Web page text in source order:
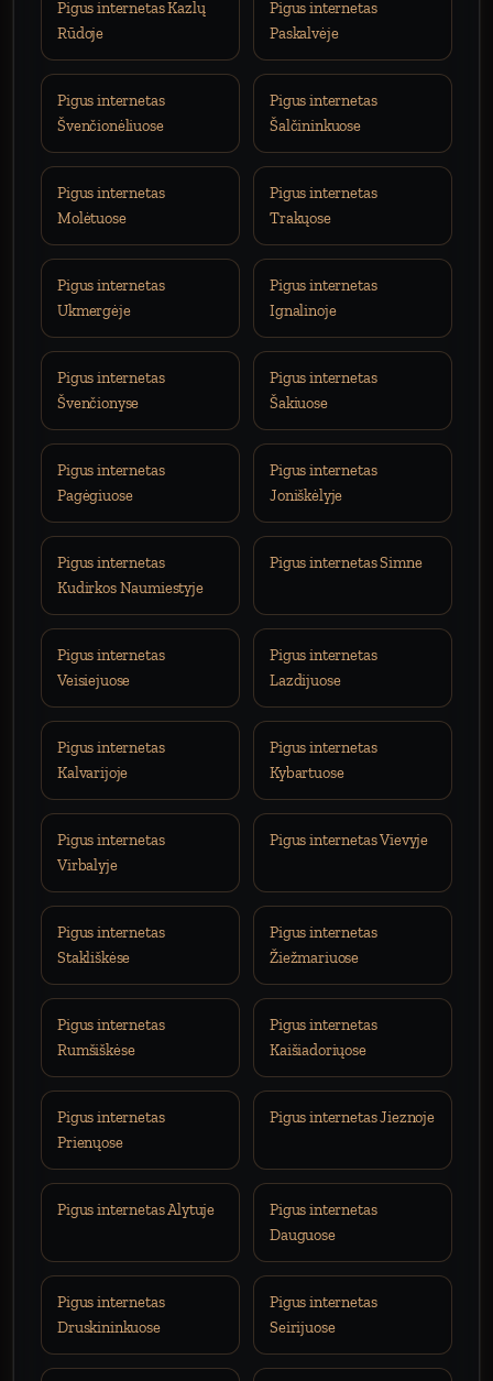
Pigus internetas Kazlų
Rūdoje
Pigus internetas
Paskalvėje
Pigus internetas
Švenčionėliuose
Pigus internetas
Šalčininkuose
Pigus internetas
Molėtuose
Pigus internetas
Trakųose
Pigus internetas
Ukmergėje
Pigus internetas
Ignalinoje
Pigus internetas
Švenčionyse
Pigus internetas
Šakiuose
Pigus internetas
Pagėgiuose
Pigus internetas
Joniškėlyje
Pigus internetas
Kudirkos Naumiestyje
Pigus internetas Simne
Pigus internetas
Veisiejuose
Pigus internetas
Lazdijuose
Pigus internetas
Kalvarijoje
Pigus internetas
Kybartuose
Pigus internetas
Virbalyje
Pigus internetas Vievyje
Pigus internetas
Stakliškėse
Pigus internetas
Žiežmariuose
Pigus internetas
Rumšiškėse
Pigus internetas
Kaišiadoriųose
Pigus internetas
Prienųose
Pigus internetas Jieznoje
Pigus internetas Alytuje
Pigus internetas
Dauguose
Pigus internetas
Druskininkuose
Pigus internetas
Seirijuose